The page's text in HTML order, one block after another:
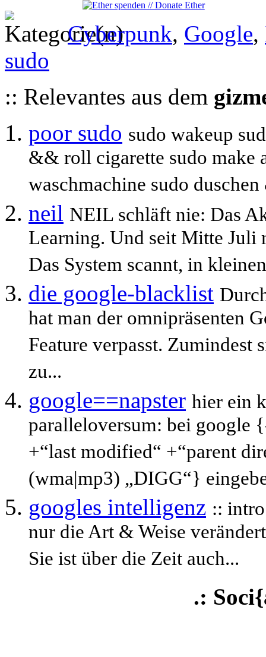
Cyberpunk, Google,
sudo
:: Relevantes aus dem
poor sudo sudo wakeup
&& roll cigarette sudo make
waschmachine sudo
neil NEIL schläft nie: Das
Learning. Und seit Mitte Juli
Das System scannt, in
die google-blacklist
hat man der omnipräsenten
Feature verpasst. Zumindest
zu...
google==napster hier ein
paralleloversum: bei
+“last modified“ +“parent
(wma|mp3) „DIGG“}
googles intelligenz ::
nur die Art & Weise
Sie ist über die Zeit auch...
.: